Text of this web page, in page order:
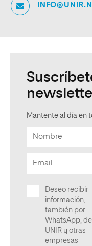
Mantente al día en